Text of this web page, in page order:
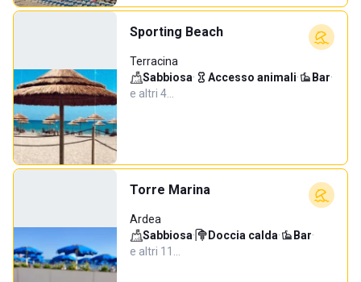
Sporting Beach
Terracina
Sabbiosa· Accesso animali· Bar·
e altri 4…
Torre Marina
Ardea
Sabbiosa· Doccia calda· Bar·
e altri 11…